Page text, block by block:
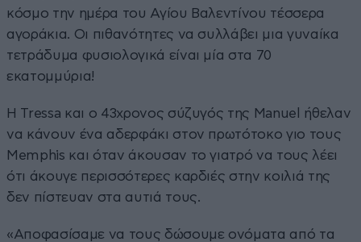
κόσμο την ημέρα του Αγίου Βαλεντίνου τέσσερα
αγοράκια. Οι πιθανότητες να συλλάβει μια γυναίκα
τετράδυμα φυσιολογικά είναι μία στα 70
εκατομμύρια!
Η Tressa και ο 43χρονος σύζυγός της Manuel ήθελαν
να κάνουν ένα αδερφάκι στον πρωτότοκο γιο τους
Memphis και όταν άκουσαν το γιατρό να τους λέει
ότι άκουγε περισσότερες καρδιές στην κοιλιά της
δεν πίστευαν στα αυτιά τους.
«Αποφασίσαμε να τους δώσουμε ονόματα από τα